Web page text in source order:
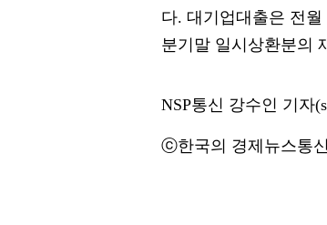
다. 대기업대출은 전월
분기말 일시상환분의
NSP통신 강수인 기자
ⓒ한국의 경제뉴스통